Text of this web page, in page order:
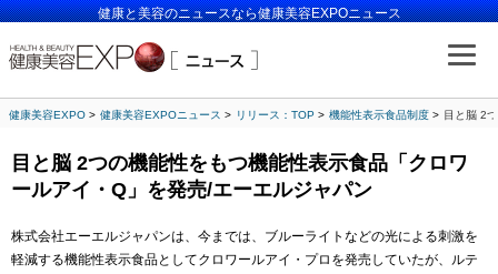
健康と美容のニュースなら健康美容EXPOニュース
健康美容EXPO 健康美容EXPOニュース リリース：TOP 機能性表示食品制度 目と脳 2
目と脳 2つの機能性をもつ機能性表示食品「クロワ
ールアイ・Q」を発売/エーエルジャパン
株式会社エーエルジャパンは、今までは、ブルーライトなどの光による刺激を
軽減する機能性表示食品としてクロワールアイ・プロを発売していたが、ルテ